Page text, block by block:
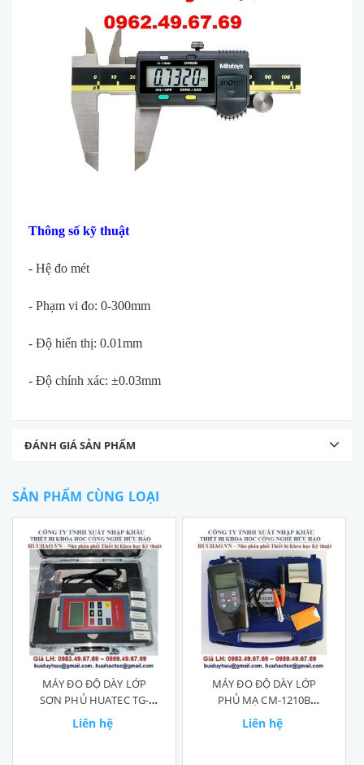
Thông số kỹ thuật
- Hệ đo mét
- Phạm vi đo: 0-300mm
- Độ hiển thị: 0.01mm
- Độ chính xác: ±0.03mm
ĐÁNH GIÁ SẢN PHẨM
SẢN PHẨM CÙNG LOẠI
MÁY ĐO ĐỘ DÀY LỚP
SƠN PHỦ HUATEC TG-
8831FN
Liên hệ
MÁY ĐO ĐỘ DÀY LỚP
PHỦ MẠ CM-1210B
LANDTEK
Liên hệ